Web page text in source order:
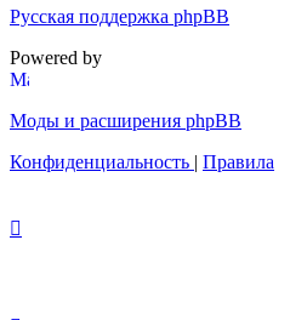
Русская поддержка phpBB
Powered by
Моды и расширения phpBB
Конфиденциальность | Правила